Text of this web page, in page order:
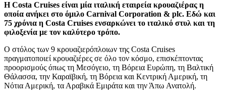
Η Costa Cruises είναι μία ιταλική εταιρεία κρουαζιέρας η
οποία ανήκει στο όμιλο Carnival Corporation & plc. Εδώ και
75 χρόνια η Costa Cruises ενσαρκώνει το ιταλικό στυλ και τη
φιλοξενία με τον καλύτερο τρόπο.
Ο στόλος των 9 κρουαζιερόπλοιων της Costa Cruises
πραγματοποιεί κρουαζιέρες σε όλο τον κόσμο, επισκέπτοντας
προορισμούς όπως τη Μεσόγειο, τη Βόρεια Ευρώπη, τη Βαλτική
Θάλασσα, την Καραϊβική, τη Βόρεια και Κεντρική Αμερική, τη
Νότια Αμερική, τα Αραβικά Εμιράτα και την Άπω Ανατολή.